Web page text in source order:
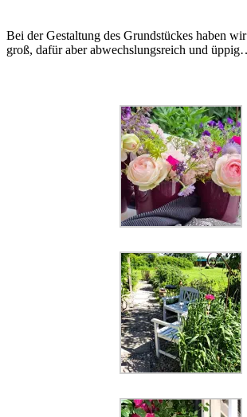
Bei der Gestaltung des Grundstückes haben
groß, dafür aber abwechslungsreich und